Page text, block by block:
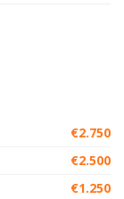
€2.750
€2.500
€1.250